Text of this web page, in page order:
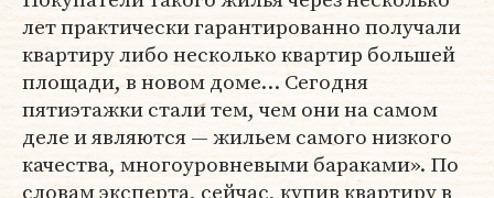
лет практически гарантированно получали
квартиру либо несколько квартир большей
площади, в новом доме… Сегодня
пятиэтажки стали тем, чем они на самом
деле и являются — жильем самого низкого
качества, многоуровневыми бараками». По
словам эксперта, сейчас, купив квартиру в